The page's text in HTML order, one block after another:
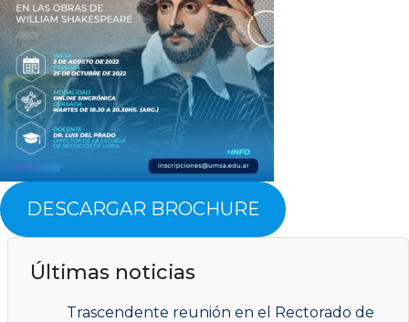
DESCARGAR BROCHURE
Últimas noticias
Trascendente reunión en el Rectorado de